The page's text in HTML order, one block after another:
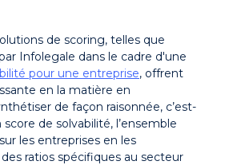
de scoring, telles que
Infolegale dans le cadre d'une
pour une entreprise, offrent
en la matière en
de façon raisonnée, c’est-
score de solvabilité, l’ensemble
les entreprises en les
ratios spécifiques au secteur